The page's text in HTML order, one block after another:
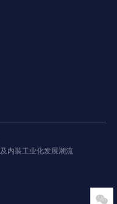
内装工业化发展潮流